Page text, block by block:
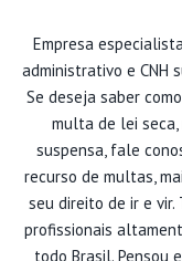
Empresa
administrativo e CNH
Se deseja saber
multa de lei
suspensa, fale
recurso de multas,
seu direito de ir e vir.
profissionais
todo Brasil. Pensou